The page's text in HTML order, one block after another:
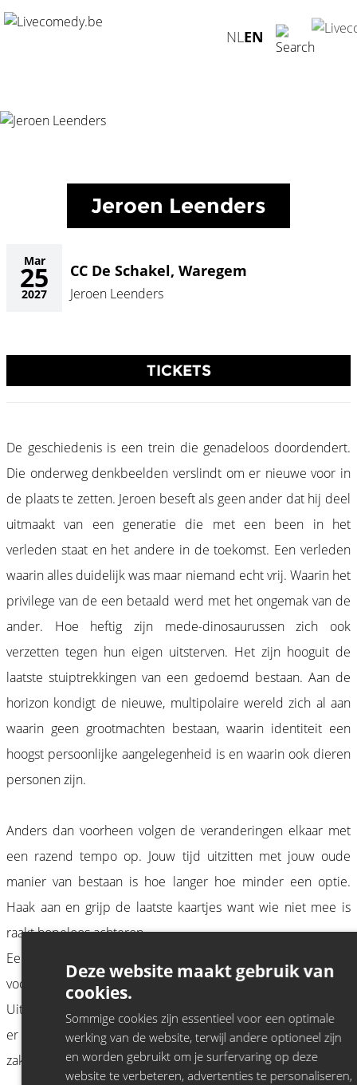
NL EN
Home/Agenda/
CC De Schakel, Waregem
Jeroen Leenders
Mar
25
2027
CC De Schakel, Waregem
Jeroen Leenders
TICKETS
De geschiedenis is een trein die genadeloos doordendert.
Die onderweg denkbeelden verslindt om er nieuwe voor in
de plaats te zetten. Jeroen beseft als geen ander dat hij deel
uitmaakt van een generatie die met een been in het
verleden staat en het andere in de toekomst. Een verleden
waarin alles duidelijk was maar niemand echt vrij. Waarin het
privilege van de een betaald werd met het ongemak van de
ander. Hoe heftig zijn mede-dinosaurussen zich ook
verzetten tegen hun eigen uitsterven. Het zijn hooguit de
laatste stuiptrekkingen van een gedoemd bestaan. Aan de
horizon kondigt de nieuwe, multipolaire wereld zich al aan
waarin geen grootmachten bestaan, waarin identiteit een
hoogst persoonlijke aangelegenheid is en waarin ook dieren
personen zijn.
Anders dan voorheen volgen de veranderingen elkaar met
een razend tempo op. Jouw tijd uitzitten met jouw oude
manier van bestaan is hoe langer hoe minder een optie.
Haak aan en grijp de laatste kaartjes want wie niet mee is
raakt hopeloos achterop.
Een zaalshow met afgewerkte grappen op volle snelheid
voor wie de dingen liever niet aan het toeval overlaat.
Uiteraard zal het er anarchistisch aantoe gaan. Jeroen streeft
er immers naar de mens al lachend in te laten stemmen met
zaken waar die het stellig mee oneens is.
Deze website maakt gebruik van
cookies.
Sommige cookies zijn essentieel voor een optimale
werking van de website, terwijl andere optioneel zijn
en worden gebruikt om je surfervaring op deze
website te verbeteren, advertenties te personaliseren,